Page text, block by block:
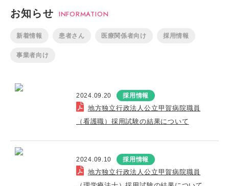
お知らせ INFORMATION
新着情報 患者さん 医療関係者向け 採用情報
事業者向け
2024.09.20 採用情報
地方独立行政法人公立甲賀病院職員
（看護職）採用試験の結果について
2024.09.10 採用情報
地方独立行政法人公立甲賀病院職員